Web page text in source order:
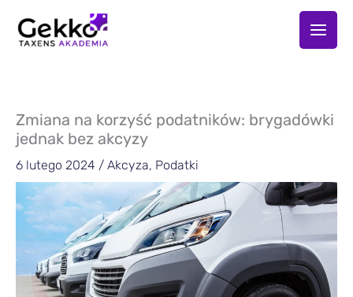
Zmiana na korzyść podatników: brygadówki
jednak bez akcyzy
6 lutego 2024 / Akcyza, Podatki